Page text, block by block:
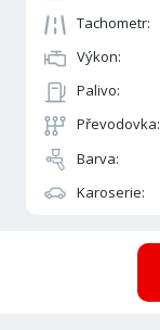
Tachometr:
Výkon:
Palivo:
Převodovka:
Barva:
Karoserie: